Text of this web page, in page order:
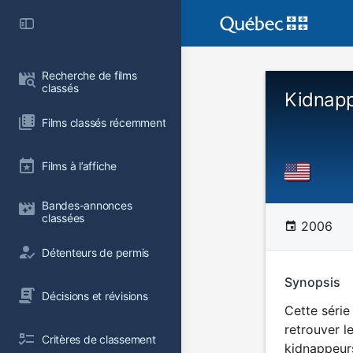
Recherche de films
classés
Films classés récemment
Films à l’affiche
Bandes-annonces
classées
Détenteurs de permis
Décisions et révisions
Critères de classement
2006
Synopsis
Cette
retrouver